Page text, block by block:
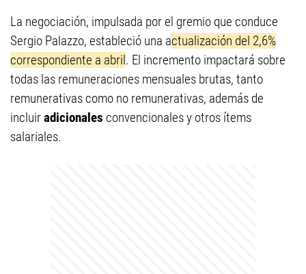
La negociación, impulsada por el gremio que conduce
Sergio Palazzo, estableció una actualización del 2,6%
correspondiente a abril. El incremento impactará sobre
todas las remuneraciones mensuales brutas, tanto
remunerativas como no remunerativas, además de
incluiradicionales convencionales y otros ítems
salariales.